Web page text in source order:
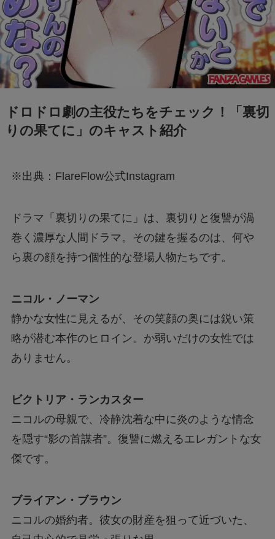
ドロドロ劇の主役たちをチェック！「裏切
りの果てに」のキャスト紹介
※出典：FlareFlow公式Instagram
ドラマ「裏切りの果てに」は、裏切りと復讐が渦
巻く濃厚な人間ドラマ。その鍵を握るのは、何や
ら裏の顔を持つ個性的な登場人物たちです。
ニコル・ノーマン
静かな女性に見えるが、その笑顔の奥には鋭い策
略が潜む本作のヒロイン。か弱いだけの女性では
ありません。
ビクトリア・ランカスター
ニコルの母親で、冷静沈着な中に炎のような情念
を隠す“影の首謀者”。復讐に燃えるエレガントな女
傑です。
ブライアン・ブラウン
ニコルの婚約者。彼女の財産を狙って近づいた、